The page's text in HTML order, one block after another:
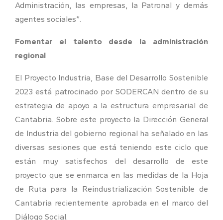
Administración, las empresas, la Patronal y demás
agentes sociales”.
Fomentar el talento desde la administración
regional
El Proyecto Industria, Base del Desarrollo Sostenible
2023 está patrocinado por SODERCAN dentro de su
estrategia de apoyo a la estructura empresarial de
Cantabria. Sobre este proyecto la Dirección General
de Industria del gobierno regional ha señalado en las
diversas sesiones que está teniendo este ciclo que
están muy satisfechos del desarrollo de este
proyecto que se enmarca en las medidas de la Hoja
de Ruta para la Reindustrialización Sostenible de
Cantabria recientemente aprobada en el marco del
Diálogo Social.